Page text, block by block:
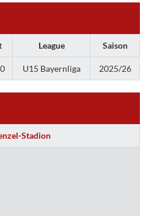
League Saison
U15 Bayernliga 2025/26
Stadion